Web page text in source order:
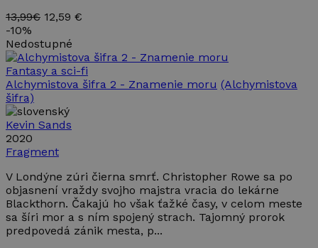
13,99€ 12,59 €
-10%
Nedostupné
Fantasy a sci-fi
Alchymistova šifra 2 - Znamenie moru (Alchymistova
šifra)
Kevin Sands
2020
Fragment
V Londýne zúri čierna smrť. Christopher Rowe sa po
objasnení vraždy svojho majstra vracia do lekárne
Blackthorn. Čakajú ho však ťažké časy, v celom meste
sa šíri mor a s ním spojený strach. Tajomný prorok
predpovedá zánik mesta, p...